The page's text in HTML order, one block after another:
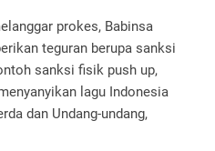
prokes, Babinsa
teguran berupa sanksi
sanksi fisik push up,
lagu Indonesia
dan Undang-undang,